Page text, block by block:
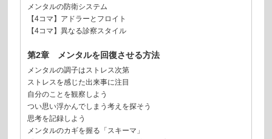
メンタルの防衛システム
【4コマ】アドラーとフロイト
【4コマ】異なる診察スタイル
第2章 メンタルを回復させる方法
メンタルの調子はストレス次第
ストレスを感じた出来事に注目
自分のことを観察しよう
つい思い浮かんでしまう考えを探そう
思考を記録しよう
メンタルのカギを握る「スキーマ」